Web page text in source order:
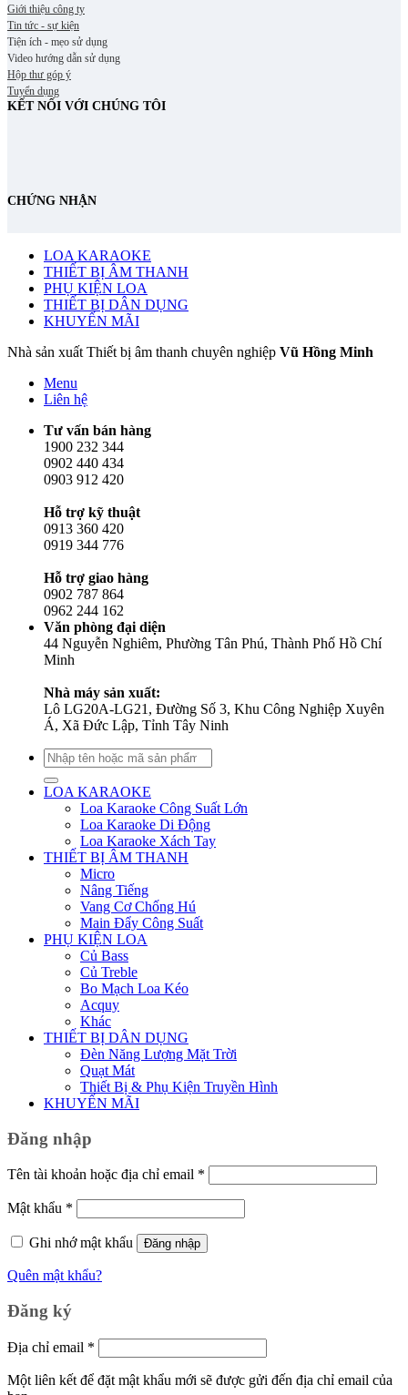
Giới thiệu công ty
Tin tức - sự kiện
Tiện ích - mẹo sử dụng
Video hướng dẫn sử dụng
Hộp thư góp ý
Tuyển dụng
KẾT NỐI VỚI CHÚNG TÔI
CHỨNG NHẬN
LOA KARAOKE
THIẾT BỊ ÂM THANH
PHỤ KIỆN LOA
THIẾT BỊ DÂN DỤNG
KHUYẾN MÃI
Nhà sản xuất Thiết bị âm thanh chuyên nghiệp Vũ Hồng Minh
Menu
Liên hệ
Tư vấn bán hàng
1900 232 344
0902 440 434
0903 912 420
Hỗ trợ kỹ thuật
0913 360 420
0919 344 776
Hỗ trợ giao hàng
0902 787 864
0962 244 162
Văn phòng đại diện
44 Nguyễn Nghiêm, Phường Tân Phú, Thành Phố Hồ Chí
Minh
Nhà máy sản xuất:
Lô LG20A-LG21, Đường Số 3, Khu Công Nghiệp Xuyên
Á, Xã Đức Lập, Tỉnh Tây Ninh
Tìm
kiếm:
LOA KARAOKE
Loa Karaoke Công Suất Lớn
Loa Karaoke Di Động
Loa Karaoke Xách Tay
THIẾT BỊ ÂM THANH
Micro
Nâng Tiếng
Vang Cơ Chống Hú
Main Đẩy Công Suất
PHỤ KIỆN LOA
Củ Bass
Củ Treble
Bo Mạch Loa Kéo
Acquy
Khác
THIẾT BỊ DÂN DỤNG
Đèn Năng Lượng Mặt Trời
Quạt Mát
Thiết Bị & Phụ Kiện Truyền Hình
KHUYẾN MÃI
Đăng nhập
Tên tài khoản hoặc địa chỉ email *
buộc
Mật khẩu *
buộc
Ghi nhớ mật khẩu
Đăng nhập
Quên mật khẩu?
Đăng ký
Địa chỉ email *
buộc
Một liên kết để đặt mật khẩu mới sẽ được gửi đến địa chỉ email của